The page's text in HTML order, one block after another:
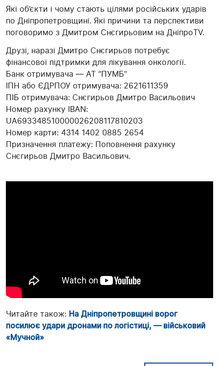
Які об’єкти і чому стають цілями російських ударів
по Дніпропетровщині. Які причини та перспективи
поговоримо з Дмитром Снєгирьовим на ДніпроTV.
Друзі, наразі Дмитро Снєгирьов потребує
фінансової підтримки для лікування онкології.
Банк отримувача — АТ “ПУМБ”
ІПН або ЄДРПОУ отримувача: 2621611359
ПІБ отримувача: Снєгирьов Дмитро Васильович
Номер рахунку IBAN:
UA693348510000026208117810203
Номер карти: 4314 1402 0885 2654
Призначення платежу: Поповнення рахунку
Снєгирьов Дмитро Васильович.
Читайте також: На Дніпропетровщині ворог
посилює удари дронами по логістиці, — військовий
«Мучной»